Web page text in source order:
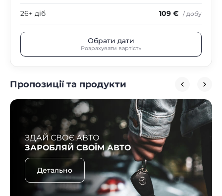
26+ діб 109 € / добу
Обрати дати
Розрахувати вартість
Пропозиції та продукти
ЗДАЙ СВОЄ АВТО
ЗАРОБЛЯЙ СВОЇМ АВТО
Детально